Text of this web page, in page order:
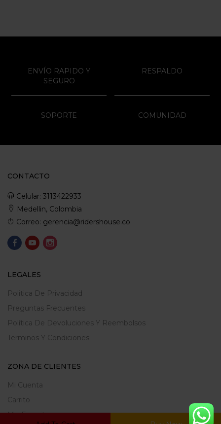
ENVÍO RAPIDO Y
SEGURO
RESPALDO
SOPORTE COMUNIDAD
CONTACTO
Celular: 3113422933
Medellin, Colombia
Correo: gerencia@ridershouse.co
LEGALES
Politica De Privacidad
Preguntas Frecuentes
Política De Devoluciones Y Reembolsos
Terminos Y Condiciones
ZONA DE CLIENTES
Mi Cuenta
Carrito
Mis Favoritos